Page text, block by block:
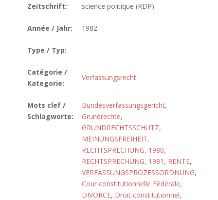
Zeitschrift:
science politique (RDP)
Année / Jahr: 1982
Type / Typ:
Catégorie /
Kategorie:
Verfassungsrecht
Mots clef /
Schlagworte:
Bundesverfassungsgericht,
Grundrechte,
GRUNDRECHTSSCHUTZ,
MEINUNGSFREIHEIT,
RECHTSPRECHUNG, 1980,
RECHTSPRECHUNG, 1981 , RENTE,
VERFASSUNGSPROZESSORDNUNG,
Cour constitutionnelle Fédérale,
DIVORCE, Droit constitutionnel,